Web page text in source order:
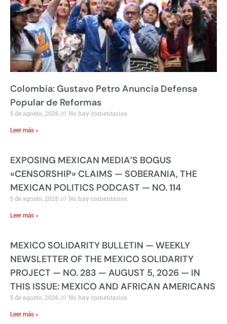
Colombia: Gustavo Petro Anuncia Defensa
Popular de Reformas
5 de agosto, 2026 No hay comentarios
Leer más »
EXPOSING MEXICAN MEDIA’S BOGUS
«CENSORSHIP» CLAIMS — SOBERANIA, THE
MEXICAN POLITICS PODCAST — NO. 114
5 de agosto, 2026 No hay comentarios
Leer más »
MEXICO SOLIDARITY BULLETIN — WEEKLY
NEWSLETTER OF THE MEXICO SOLIDARITY
PROJECT — NO. 283 — AUGUST 5, 2026 — IN
THIS ISSUE: MEXICO AND AFRICAN AMERICANS
5 de agosto, 2026 No hay comentarios
Leer más »